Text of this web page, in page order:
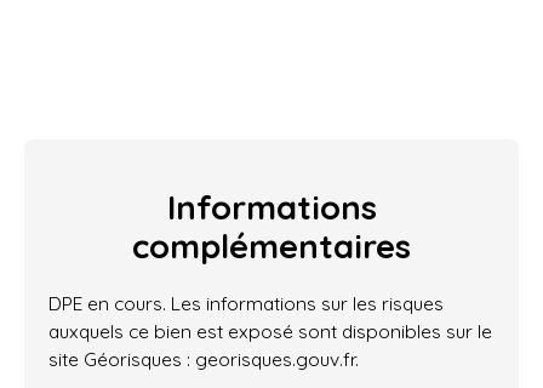
Informations
complémentaires
DPE en cours. Les informations sur les risques
auxquels ce bien est exposé sont disponibles sur le
site Géorisques : georisques.gouv.fr.